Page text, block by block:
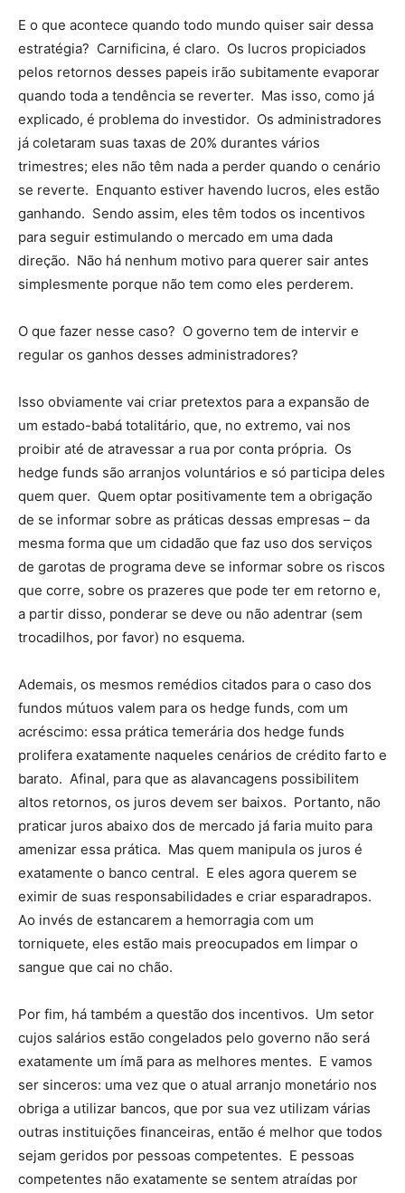
E o que acontece quando todo mundo quiser sair dessa
estratégia? Carnificina, é claro. Os lucros propiciados
pelos retornos desses papeis irão subitamente evaporar
quando toda a tendência se reverter. Mas isso, como já
explicado, é problema do investidor. Os administradores
já coletaram suas taxas de 20% durantes vários
trimestres; eles não têm nada a perder quando o cenário
se reverte. Enquanto estiver havendo lucros, eles estão
ganhando. Sendo assim, eles têm todos os incentivos
para seguir estimulando o mercado em uma dada
direção. Não há nenhum motivo para querer sair antes
simplesmente porque não tem como eles perderem.
O que fazer nesse caso? O governo tem de intervir e
regular os ganhos desses administradores?
Isso obviamente vai criar pretextos para a expansão de
um estado-babá totalitário, que, no extremo, vai nos
proibir até de atravessar a rua por conta própria. Os
hedge funds são arranjos voluntários e só participa deles
quem quer. Quem optar positivamente tem a obrigação
de se informar sobre as práticas dessas empresas – da
mesma forma que um cidadão que faz uso dos serviços
de garotas de programa deve se informar sobre os riscos
que corre, sobre os prazeres que pode ter em retorno e,
a partir disso, ponderar se deve ou não adentrar (sem
trocadilhos, por favor) no esquema.
Ademais, os mesmos remédios citados para o caso dos
fundos mútuos valem para os hedge funds, com um
acréscimo: essa prática temerária dos hedge funds
prolifera exatamente naqueles cenários de crédito farto e
barato. Afinal, para que as alavancagens possibilitem
altos retornos, os juros devem ser baixos. Portanto, não
praticar juros abaixo dos de mercado já faria muito para
amenizar essa prática. Mas quem manipula os juros é
exatamente o banco central. E eles agora querem se
eximir de suas responsabilidades e criar esparadrapos.
Ao invés de estancarem a hemorragia com um
torniquete, eles estão mais preocupados em limpar o
sangue que cai no chão.
Por fim, há também a questão dos incentivos. Um setor
cujos salários estão congelados pelo governo não será
exatamente um ímã para as melhores mentes. E vamos
ser sinceros: uma vez que o atual arranjo monetário nos
obriga a utilizar bancos, que por sua vez utilizam várias
outras instituições financeiras, então é melhor que todos
sejam geridos por pessoas competentes. E pessoas
competentes não exatamente se sentem atraídas por